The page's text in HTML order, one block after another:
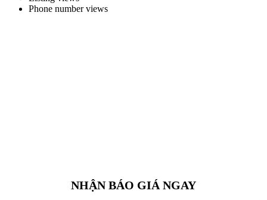
Phone number views
NHẬN BÁO GIÁ NGAY